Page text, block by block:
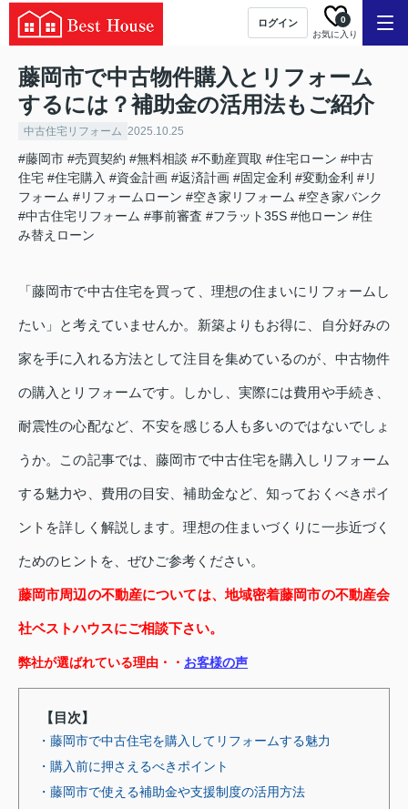
ログイン
お気に入り
0
藤岡市で中古物件購入とリフォーム
するには？補助金の活用法もご紹介
中古住宅リフォーム 2025.10.25
#藤岡市 #売買契約 #無料相談 #不動産買取 #住宅ローン #中古
住宅 #住宅購入 #資金計画 #返済計画 #固定金利 #変動金利 #リ
フォーム #リフォームローン #空き家リフォーム #空き家バンク
#中古住宅リフォーム #事前審査 #フラット35S #他ローン #住
み替えローン
「藤岡市で中古住宅を買って、理想の住まいにリフォームし
たい」と考えていませんか。新築よりもお得に、自分好みの
家を手に入れる方法として注目を集めているのが、中古物件
の購入とリフォームです。しかし、実際には費用や手続き、
耐震性の心配など、不安を感じる人も多いのではないでしょ
うか。この記事では、藤岡市で中古住宅を購入しリフォーム
する魅力や、費用の目安、補助金など、知っておくべきポイ
ントを詳しく解説します。理想の住まいづくりに一歩近づく
ためのヒントを、ぜひご参考ください。
藤岡市周辺の不動産については、地域密着藤岡市の不動産会
社ベストハウスにご相談下さい。
弊社が選ばれている理由・・ お客様の声
【目次】
・藤岡市で中古住宅を購入してリフォームする魅力
・購入前に押さえるべきポイント
・藤岡市で使える補助金や支援制度の活用方法